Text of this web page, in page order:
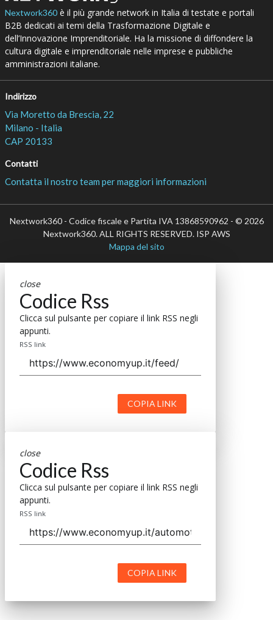
Nextwork360è il più grande network in Italia di testate e portali
B2B dedicati ai temi della Trasformazione Digitale e
dell’Innovazione Imprenditoriale. Ha la missione di diffondere la
cultura digitale e imprenditoriale nelle imprese e pubbliche
amministrazioni italiane.
Indirizzo
Via Moretto da Brescia, 22
Milano - Italia
CAP 20133
Contatti
Contatta il nostro team per maggiori informazioni
Nextwork360 - Codice fiscale e Partita IVA 13868590962 - © 2026
Nextwork360. ALL RIGHTS RESERVED. ISP AWS
Mappa del sito
close
Codice Rss
Clicca sul pulsante per copiare il link RSS negli
appunti.
RSS link
COPIA LINK
close
Codice Rss
Clicca sul pulsante per copiare il link RSS negli
appunti.
RSS link
COPIA LINK